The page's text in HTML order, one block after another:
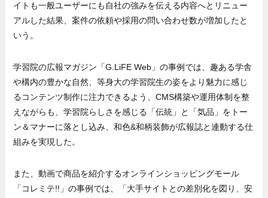
イトも一般ユーザーにも自社の強みを伝える内容へとリニュー
アルした結果、案件の依頼や採用の問い合わせ数が増加したと
いう。
学習院の広報マガジン「G.LiFE Web」の事例では、趣ある学舎
や構内の豊かな自然、等身大の学習院生の姿をより魅力に感じ
るコンテンツ制作に注力できるよう、CMS構築や運用体制を整
えながらも、学習院らしさを感じる「伝統」と「気品」をトー
ン＆マナーに落とし込み、和色&和柄装飾が広報誌と連動する仕
組みを実現した。
また、動画で商品を紹介するオンラインショッピングモール
「コレミテ!!」の事例では、「大手サイトとの差別化を図り、安